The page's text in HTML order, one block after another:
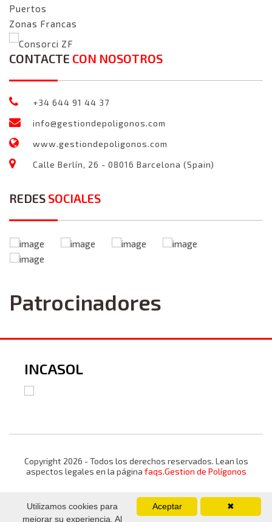
Puertos
Zonas Francas
Consorci ZF
CONTACTE CON NOSOTROS
+34 644 91 44 37
info@gestiondepoligonos.com
www.gestiondepoligonos.com
Calle Berlín, 26 - 08016 Barcelona (Spain)
REDES SOCIALES
Patrocinadores
INCASOL
Copyright 2026 - Todos los derechos reservados. Lean los
aspectos legales en la página faqs.Gestion de Polígonos
✖
Aceptar
Utilizamos cookies para
mejorar su experiencia. Al